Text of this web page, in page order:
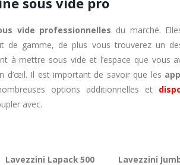
vide professionnelles du marché.
de gamme, de plus vous trouverez un
à mettre sous vide et l’espace que vous
d’œil. Il est important de savoir que les
options additionnelles et
avec.
Lavezzini Lapack 500
Lavezzini